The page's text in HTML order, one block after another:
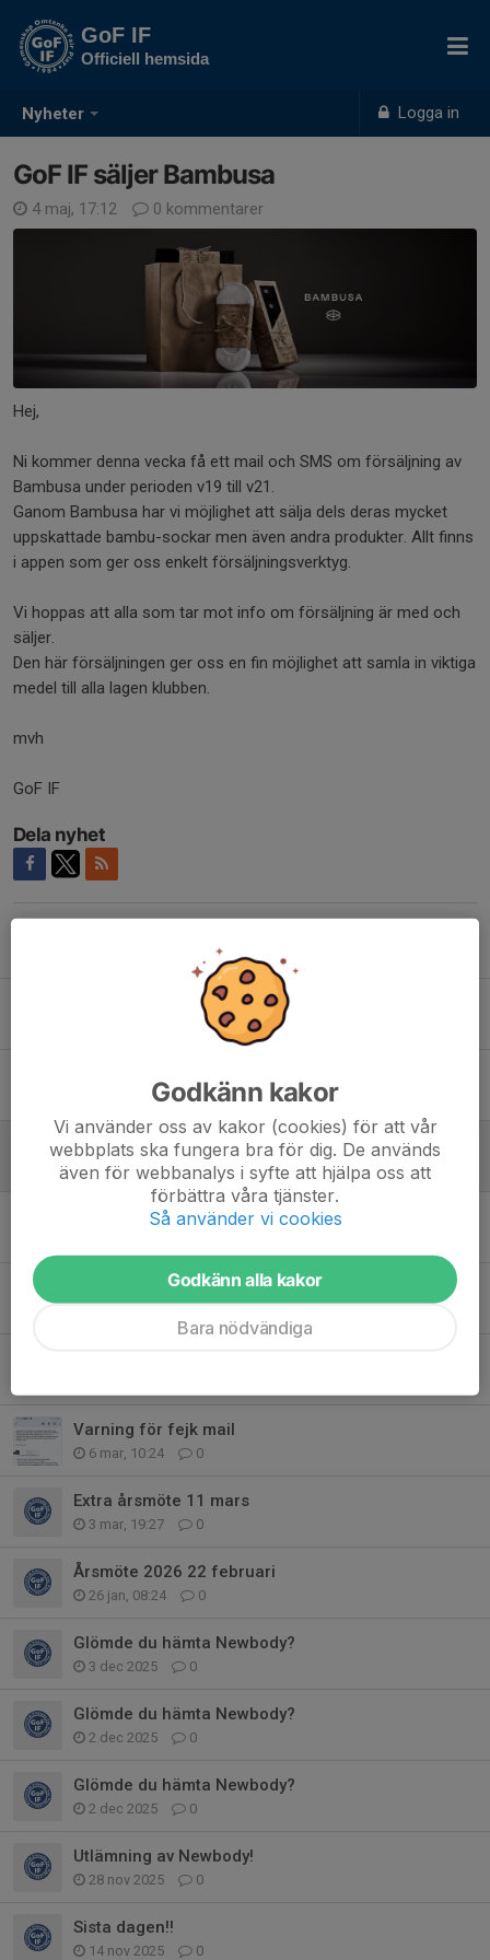
Nyheter Logga in
GoF IF
Officiell hemsida
GoF IF säljer Bambusa
4 maj, 17:12 0 kommentarer
Hej,
Ni kommer denna vecka få ett mail och SMS om försäljning av
Bambusa under perioden v19 till v21.
Ganom Bambusa har vi möjlighet att sälja dels deras mycket
uppskattade bambu-sockar men även andra produkter. Allt finns
i appen som ger oss enkelt försäljningsverktyg.
Vi hoppas att alla som tar mot info om försäljning är med och
säljer.
Den här försäljningen ger oss en fin möjlighet att samla in viktiga
medel till alla lagen klubben.
mvh
GoF IF
Dela nyhet
Loppismöte, öppet för alla
29 maj, 23:47 0
GoF IF säljer Bambusa
4 maj, 17:12 0
Betalda medlemsavgifter registrerade
Fixardag 29/3 -Ställa ordning inför säsongen
Varning för fejk mail
6 mar, 10:24 0
Extra årsmöte 11 mars
3 mar, 19:27 0
Årsmöte 2026 22 februari
26 jan, 08:24 0
Glömde du hämta Newbody?
3 dec 2025 0
Glömde du hämta Newbody?
2 dec 2025 0
Glömde du hämta Newbody?
2 dec 2025 0
Utlämning av Newbody!
28 nov 2025 0
Sista dagen!!
14 nov 2025 0
Godkänn kakor
Vi använder oss av kakor (cookies) för att vår
webbplats ska fungera bra för dig. De används
även för webbanalys i syfte att hjälpa oss att
förbättra våra tjänster.
Så använder vi cookies
Godkänn alla kakor
Bara nödvändiga